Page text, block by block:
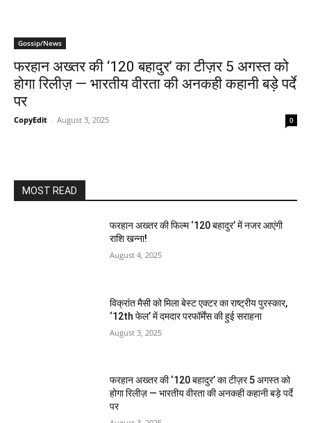
Gossip/News
फरहान अख्तर की ‘120 बहादुर’ का टीज़र 5 अगस्त को
होगा रिलीज़ — भारतीय वीरता की अनकही कहानी बड़े पर्दे
पर
CopyEdit - August 3, 2025 0
MOST READ
फरहान अख्तर की फिल्म ‘120 बहादुर’ में नजर आएंगी
राशि खन्ना!
August 4, 2025
विक्रांत मैसी को मिला बेस्ट एक्टर का राष्ट्रीय पुरस्कार,
‘12th फेल’ में दमदार परफॉर्मेंस की हुई सराहना
August 3, 2025
फरहान अख्तर की ‘120 बहादुर’ का टीज़र 5 अगस्त को
होगा रिलीज़ — भारतीय वीरता की अनकही कहानी बड़े पर्दे
पर